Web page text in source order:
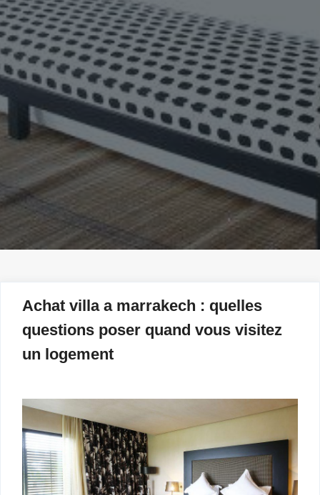
Achat villa a marrakech : quelles
questions poser quand vous visitez
un logement